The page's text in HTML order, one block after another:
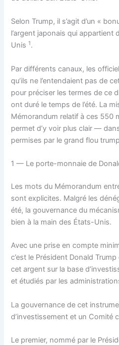
Selon Trump, il s’agit d’un «
l’argent japonais qui appartient
Unis 1.
Par différents canaux, les
qu’ils ne l’entendaient pas de
pour préciser les termes de ce
ont duré le temps de l’été. La
Mémorandum relatif à ces 550
permet d’y voir plus clair —
permises par le grand flou
1 — Le porte-monnaie de
Les mots du Mémorandum
sont explicites. Malgré les
été, la gouvernance du
bien à la main des États-Unis.
Avec une prise en compte
c’est le Président Donald
cet argent sur la base
et étudiés par les
La gouvernance de cet
d’investissement et un Comité
Le premier, nommé par le